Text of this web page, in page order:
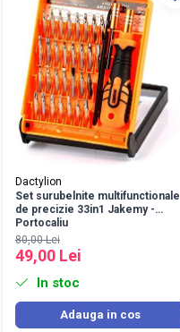
Dactylion
Set surubelnite multifunctionale
de precizie 33in1 Jakemy -
Portocaliu
80,00 Lei
49,00 Lei
In stoc
Adauga in cos